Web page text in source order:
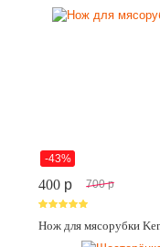
-43%
400 p 700 p
Нож для мясорубки